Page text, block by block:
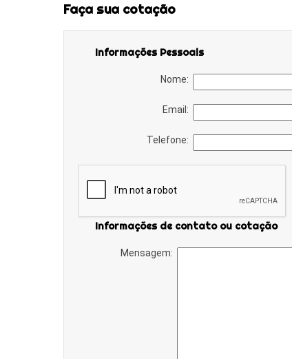
Faça sua cotação
Informações Pessoais
Nome:
Email:
Telefone:
Informações de contato ou cotação
Mensagem: